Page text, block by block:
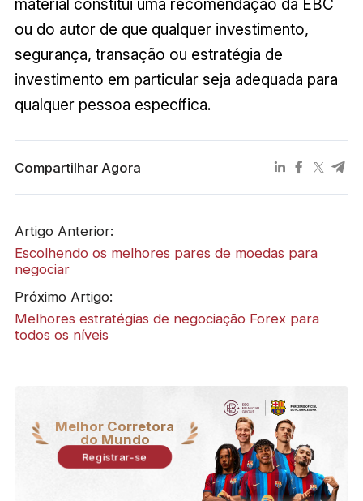
ou do autor de que qualquer investimento,
segurança, transação ou estratégia de
investimento em particular seja adequada para
qualquer pessoa específica.
Compartilhar Agora
Artigo Anterior:
Escolhendo os melhores pares de moedas para
negociar
Próximo Artigo:
Melhores estratégias de negociação Forex para
todos os níveis
Melhor Corretora
do Mundo
Registrar-se